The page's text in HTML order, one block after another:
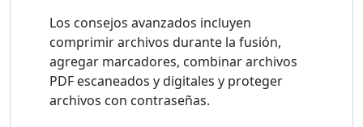
Los consejos avanzados incluyen
comprimir archivos durante la fusión,
agregar marcadores, combinar archivos
PDF escaneados y digitales y proteger
archivos con contraseñas.